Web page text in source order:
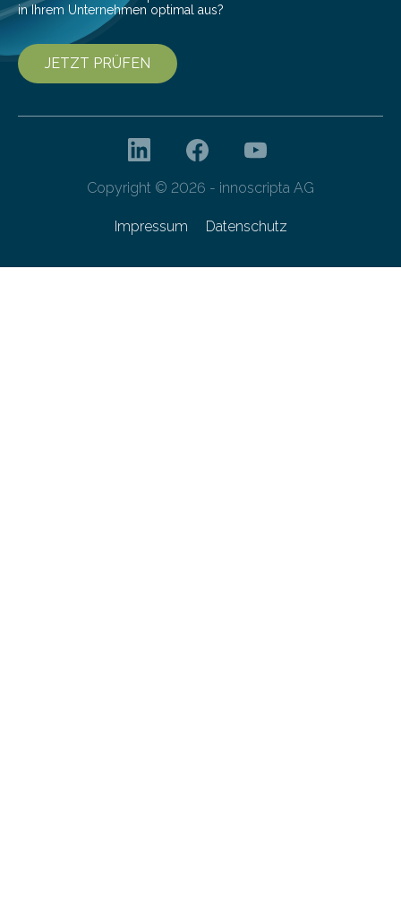
in Ihrem Unternehmen optimal aus?
JETZT PRÜFEN
Copyright © 2026 - innoscripta AG
Impressum Datenschutz